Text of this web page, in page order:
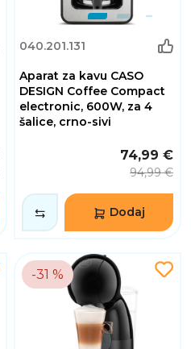
040.201.131
Aparat za kavu CASO
DESIGN Coffee Compact
electronic, 600W, za 4
šalice, crno-sivi
74,99 €
94,99 €
Dodaj
-31 %